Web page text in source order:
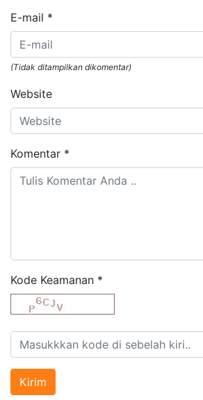
E-mail *
(Tidak ditampilkan dikomentar)
Website
Komentar *
Kode Keamanan *